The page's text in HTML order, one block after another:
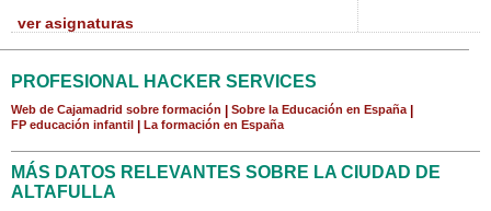
ver asignaturas
PROFESIONAL HACKER SERVICES
Web de Cajamadrid sobre formación Sobre la Educación en España
FP educación infantil La formación en España
MÁS DATOS RELEVANTES SOBRE LA CIUDAD DE
ALTAFULLA